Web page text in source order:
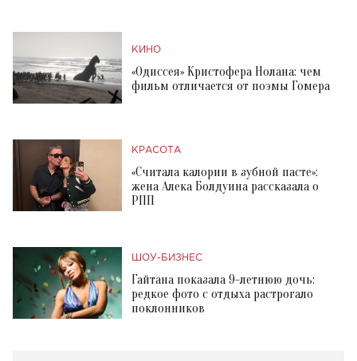
КИНО
«Одиссея» Кристофера Нолана: чем
фильм отличается от поэмы Гомера
КРАСОТА
«Считала калории в зубной пасте»:
жена Алека Болдуина рассказала о
РПП
ШОУ-БИЗНЕС
Гайтана показала 9-летнюю дочь:
редкое фото с отдыха растрогало
поклонников